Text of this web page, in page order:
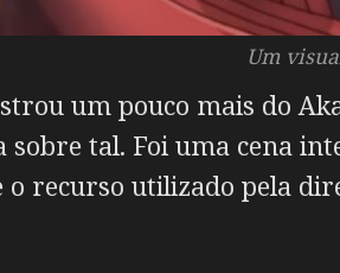
Um
um pouco mais do
tal. Foi uma cena
o recurso utilizado pela